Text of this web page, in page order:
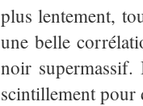
plus lentement,
une belle
noir
scintillement